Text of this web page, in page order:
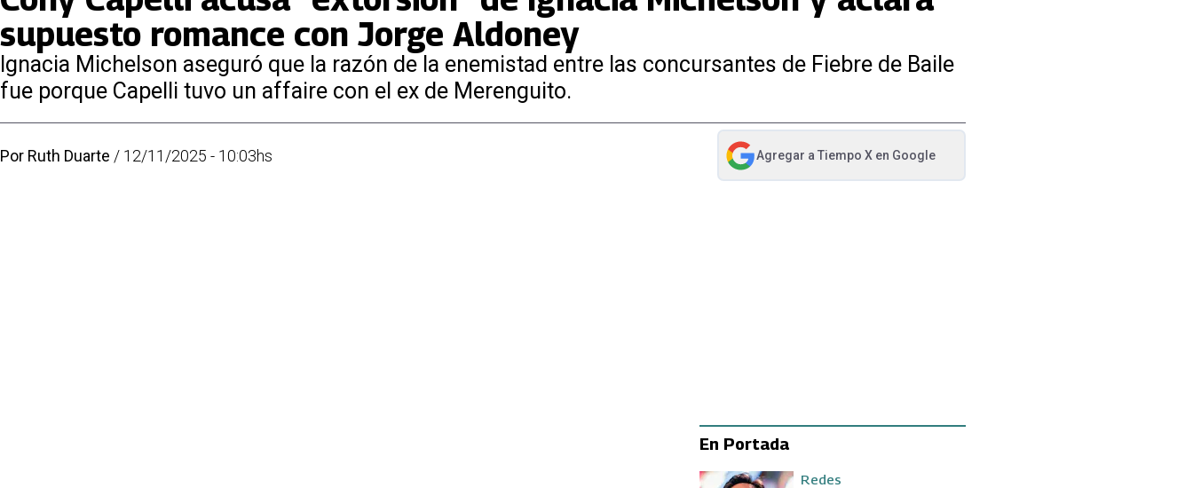
supuesto romance con Jorge Aldoney
Ignacia Michelson aseguró que la razón de la enemistad entre las concursantes de Fiebre de Baile
fue porque Capelli tuvo un affaire con el ex de Merenguito.
Por Ruth Duarte / 12/11/2025 - 10:03hs Agregar a Tiempo Xen Google
abre en nueva pestaña
En Portada
Redes